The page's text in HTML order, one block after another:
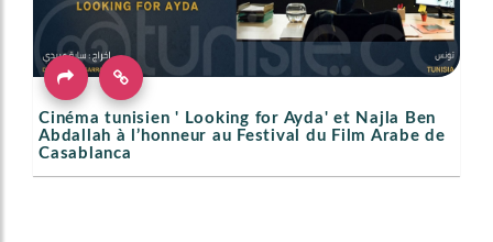
Cinéma tunisien ' Looking for Ayda' et Najla Ben
Abdallah à l’honneur au Festival du Film Arabe de
Casablanca